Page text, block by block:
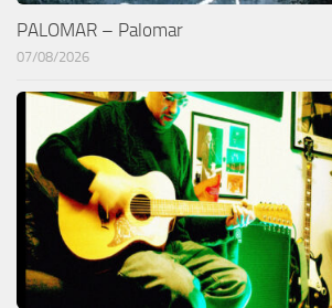
PALOMAR – Palomar
07/08/2026